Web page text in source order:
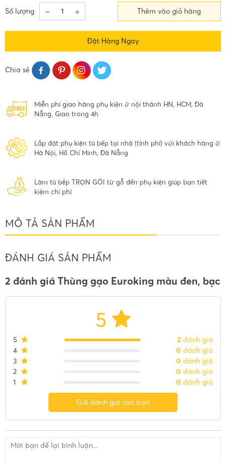
Số lượng Thêm vào giỏ hàng
Đặt Hàng Ngay
Chia sẻ
Miễn phí giao hàng phụ kiện ở nội thành HN, HCM, Đà
Nẵng. Giao trong 4h
Lắp đặt phụ kiện tủ bếp tại nhà (tính phí) với khách hàng ở
Hà Nội, Hồ Chí Minh, Đà Nẵng
Làm tủ bếp TRỌN GÓI từ gỗ đến phụ kiện giúp bạn tiết
kiệm chi phí
MÔ TẢ SẢN PHẨM
ĐÁNH GIÁ SẢN PHẨM
2 đánh giá Thùng gạo Euroking màu đen, bạc
5
5 2 đánh giá
4
0 đánh giá
3
0 đánh giá
2
0 đánh giá
1
0 đánh giá
Gửi đánh giá của bạn